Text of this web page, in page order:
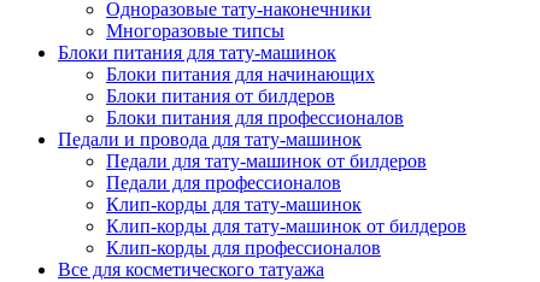
Одноразовые тату-наконечники
Многоразовые типсы
Блоки питания для тату-машинок
Блоки питания для начинающих
Блоки питания от билдеров
Блоки питания для профессионалов
Педали и провода для тату-машинок
Педали для тату-машинок от билдеров
Педали для профессионалов
Клип-корды для тату-машинок
Клип-корды для тату-машинок от билдеров
Клип-корды для профессионалов
Все для косметического татуажа